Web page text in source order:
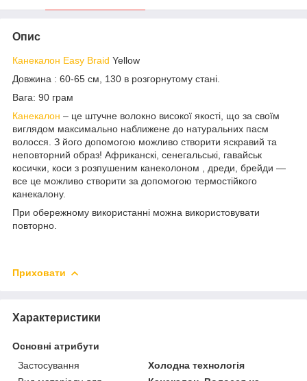
Опис
Канекалон Easy Braid Yellow
Довжина : 60-65 см, 130 в розгорнутому стані.
Вага: 90 грам
Канекалон – це штучне волокно високої якості, що за своїм
виглядом максимально наближене до натуральних пасм
волосся. З його допомогою можливо створити яскравий та
неповторний образ! Африканскі, сенегальські, гавайськ
косички, коси з розпушеним канеколоном , дреди, брейди —
все це можливо створити за допомогою термостійкого
канекалону.
При обережному використанні можна використовувати
повторно.
Приховати
Характеристики
Основні атрибути
Застосування
Холодна технологія